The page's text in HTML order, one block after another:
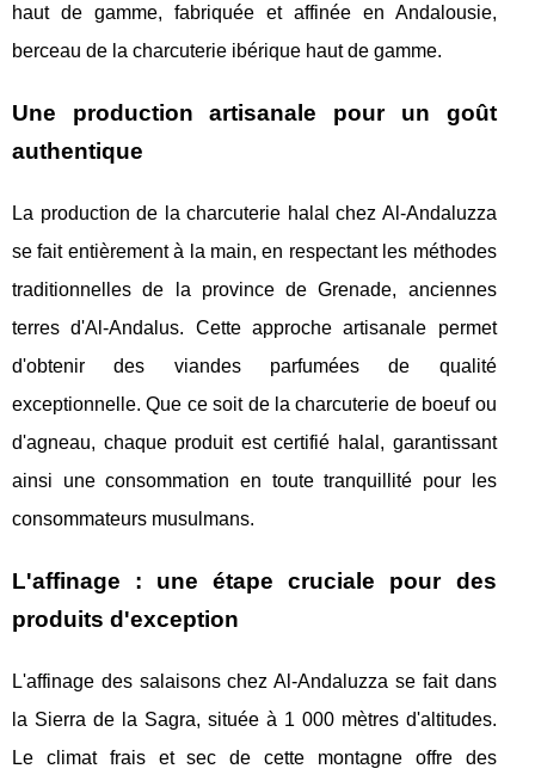
haut de gamme, fabriquée et affinée en Andalousie,
berceau de la charcuterie ibérique haut de gamme.
Une production artisanale pour un goût
authentique
La production de la charcuterie halal chez Al-Andaluzza
se fait entièrement à la main, en respectant les méthodes
traditionnelles de la province de Grenade, anciennes
terres d'Al-Andalus. Cette approche artisanale permet
d'obtenir des viandes parfumées de qualité
exceptionnelle. Que ce soit de la charcuterie de boeuf ou
d'agneau, chaque produit est certifié halal, garantissant
ainsi une consommation en toute tranquillité pour les
consommateurs musulmans.
L'affinage : une étape cruciale pour des
produits d'exception
L'affinage des salaisons chez Al-Andaluzza se fait dans
la Sierra de la Sagra, située à 1 000 mètres d'altitudes.
Le climat frais et sec de cette montagne offre des